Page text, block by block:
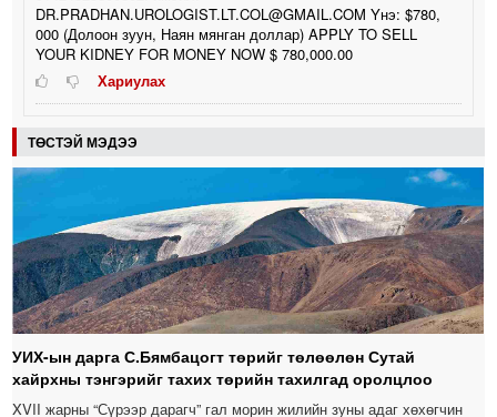
DR.PRADHAN.UROLOGIST.LT.COL@GMAIL.COM Yнэ: $780,
000 (Долоон зуун, Наян мянган доллар) APPLY TO SELL
YOUR KIDNEY FOR MONEY NOW $ 780,000.00
Хариулах
ТӨСТЭЙ МЭДЭЭ
УИХ-ын дарга С.Бямбацогт төрийг төлөөлөн Сутай
хайрхны тэнгэрийг тахих төрийн тахилгад оролцлоо
XVII жарны “Сүрээр дарагч” гал морин жилийн зуны адаг хөхөгчин